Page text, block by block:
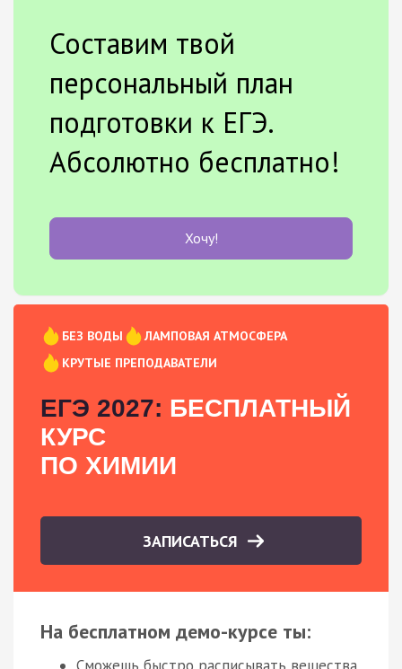
Составим твой
персональный план
подготовки к ЕГЭ.
Абсолютно бесплатно!
Хочу!
БЕЗ ВОДЫ
ЛАМПОВАЯ АТМОСФЕРА
КРУТЫЕ ПРЕПОДАВАТЕЛИ
ЕГЭ 2027: БЕСПЛАТНЫЙ
КУРС
ПО ХИМИИ
ЗАПИСАТЬСЯ
На бесплатном демо-курсе ты: